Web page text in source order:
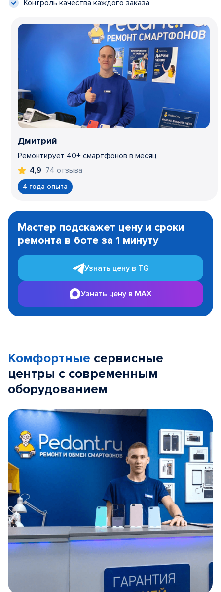
Контроль качества каждого заказа
Дмитрий
Ремонтирует 40+ смартфонов в месяц
4,9 74 отзыва
4 года опыта
1
Мастер подскажет цену и сроки
ремонта в боте за 1 минуту
Узнать цену в TG
Узнать цену в MAX
Комфортные сервисные
центры с современным
оборудованием